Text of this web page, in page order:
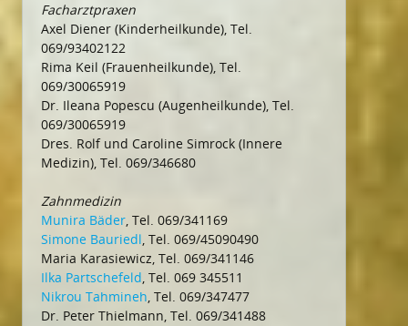
Facharztpraxen
Axel Diener (Kinderheilkunde), Tel.
069/93402122
Rima Keil (Frauenheilkunde), Tel.
069/30065919
Dr. Ileana Popescu (Augenheilkunde), Tel.
069/30065919
Dres. Rolf und Caroline Simrock (Innere
Medizin), Tel. 069/346680
Zahnmedizin
Munira Bäder, Tel. 069/341169
Simone Bauriedl, Tel. 069/45090490
Maria Karasiewicz, Tel. 069/341146
Ilka Partschefeld, Tel. 069 345511
Nikrou Tahmineh, Tel. 069/347477
Dr. Peter Thielmann, Tel. 069/341488